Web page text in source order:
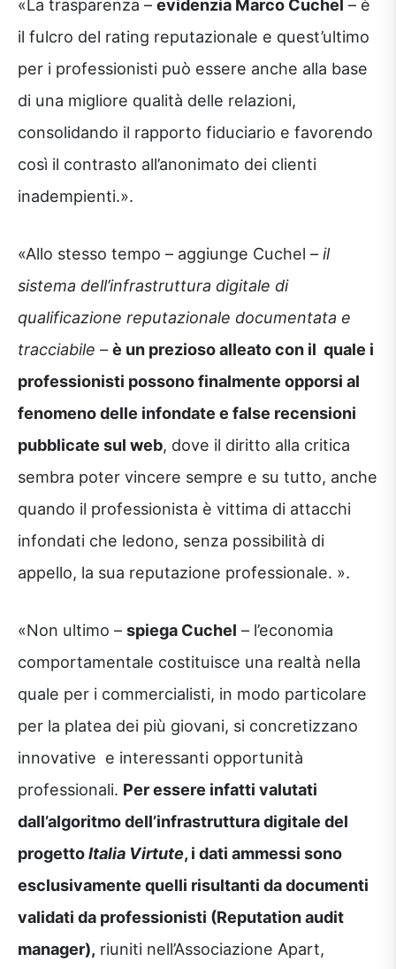
«La trasparenza – evidenzia Marco Cuchel – è
il fulcro del rating reputazionale e quest’ultimo
per i professionisti può essere anche alla base
di una migliore qualità delle relazioni,
consolidando il rapporto fiduciario e favorendo
così il contrasto all’anonimato dei clienti
inadempienti.».
«Allo stesso tempo – aggiunge Cuchel – il
sistema dell’infrastruttura digitale di
qualificazione reputazionale documentata e
tracciabile – è un prezioso alleato con il quale i
professionisti possono finalmente opporsi al
fenomeno delle infondate e false recensioni
pubblicate sul web, dove il diritto alla critica
sembra poter vincere sempre e su tutto, anche
quando il professionista è vittima di attacchi
infondati che ledono, senza possibilità di
appello, la sua reputazione professionale. ».
«Non ultimo – spiega Cuchel – l’economia
comportamentale costituisce una realtà nella
quale per i commercialisti, in modo particolare
per la platea dei più giovani, si concretizzano
innovative e interessanti opportunità
professionali. Per essere infatti valutati
dall’algoritmo dell’infrastruttura digitale del
progettoItalia Virtute, i dati ammessi sono
esclusivamente quelli risultanti da documenti
validati da professionisti (Reputation audit
manager), riuniti nell’Associazione Apart,